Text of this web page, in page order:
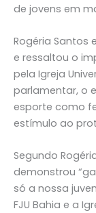
de jovens em
Rogéria
e ressaltou o
pela Igreja
parlamentar, o
esporte como
estímulo ao
Segundo
demonstrou
só a nossa
FJU Bahia e a